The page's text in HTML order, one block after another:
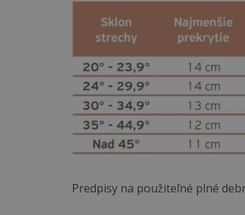
Predpisy na použiteľné plné